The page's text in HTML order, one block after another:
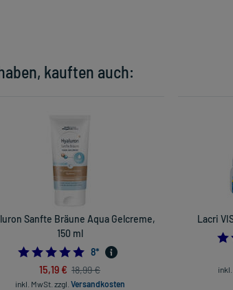
kauften auch:
Sanfte Bräune Aqua Gelcreme,
150 ml
4.75
8*
15,19 € 18,99 €
inkl. MwSt. zzgl. Versandkosten
Lacri